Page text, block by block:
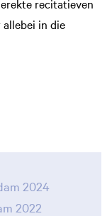
recitatieven
in die
2024
2022